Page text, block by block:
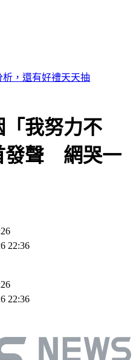
目標價曝光
「我努力不
發聲 網哭一
22:36
22:36